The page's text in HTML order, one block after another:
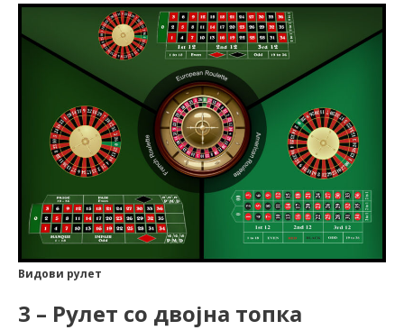
Видови рулет
3 – Рулет со двојна топка